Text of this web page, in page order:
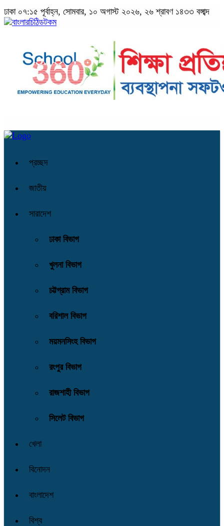
ঢাকা ০৭:১৫ পূর্বাহ্ন, সোমবার, ১০ অগাস্ট ২০২৬, ২৬ শ্রাবণ ১৪৩৩ বঙ্গাব্দ
প্রচ্ছদ
জাতীয়
সারাদেশ
ঢাকা বিভাগ
খুলনা বিভাগ
চট্টগ্রাম বিভাগ
বরিশাল বিভাগ
ময়মনসিংহ বিভাগ
রংপুর বিভাগ
রাজশাহী বিভাগ
সিলেট বিভাগ
খেলা
বিনোদন
বাংলাদেশ
বিশ্ব